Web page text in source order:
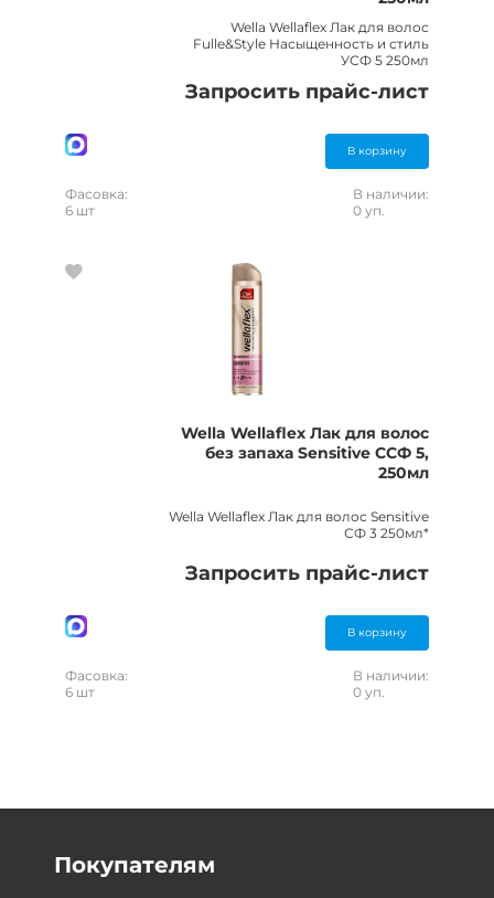
Wella Wellaflex Лак для волос
Fulle&Style Насыщенность и стиль
УСФ 5 250мл
Запросить прайс-лист
В корзину
Фасовка:
6 шт
В наличии:
0 уп.
Wella Wellaflex Лак для волос
без запаха Sensitive ССФ 5,
250мл
Wella Wellaflex Лак для волос Sensitive
СФ 3 250мл*
Запросить прайс-лист
В корзину
Фасовка:
6 шт
В наличии:
0 уп.
Покупателям